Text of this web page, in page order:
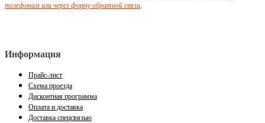
телефонам или через форму обратной связи.
Информация
Прайс-лист
Схема проезда
Дисконтная программа
Оплата и доставка
Доставка спецсвязью